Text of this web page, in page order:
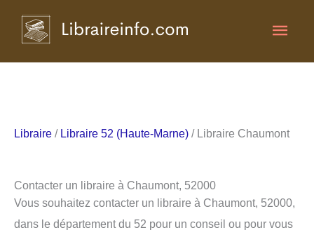
Libraire / Libraire 52 (Haute-Marne) / Libraire Chaumont
Contacter un libraire à Chaumont, 52000
Vous souhaitez contacter un libraire à Chaumont, 52000,
dans le département du 52 pour un conseil ou pour vous